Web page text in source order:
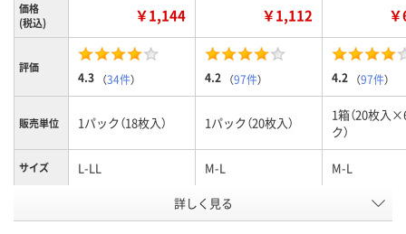
価格
(税込)
￥1,144 ￥1,112
評価
4.3 （34件） 4.2 （97件） 4.2 （97件）
販売単位 1パック（18枚入） 1パック（20枚入）
1箱（20枚入
ク）
サイズ L-LL M-L M-L
1602352 1792936
詳しく見る